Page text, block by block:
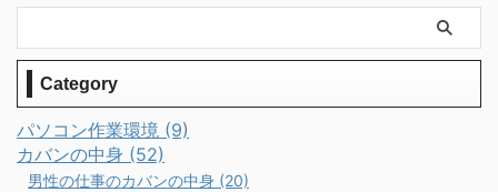
Category
パソコン作業環境 (9)
カバンの中身 (52)
男性の仕事のカバンの中身 (20)